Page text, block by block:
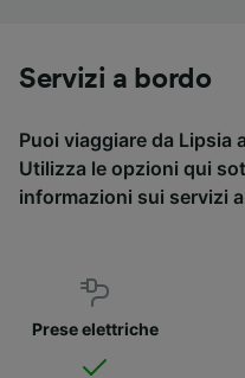
Servizi a bordo
Puoi viaggiare da Lipsia
Utilizza le opzioni qui
informazioni sui servizi
Prese elettriche